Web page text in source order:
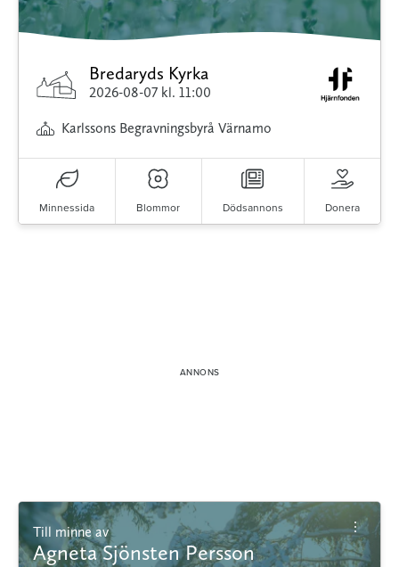
Bredaryds Kyrka
2026-08-07 kl. 11:00
Karlssons Begravningsbyrå Värnamo
Minnessida Blommor Dödsannons Donera
Till minne av
Agneta Sjönsten Persson